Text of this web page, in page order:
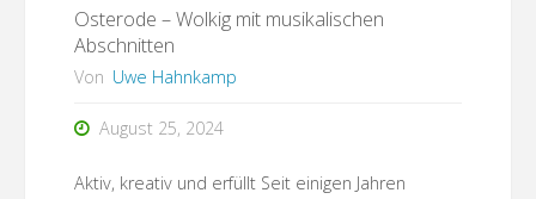
im
Kopf"
Osterode – Wolkig mit musikalischen
Abschnitten
Von Uwe Hahnkamp
August 25, 2024
Aktiv, kreativ und erfüllt Seit einigen Jahren